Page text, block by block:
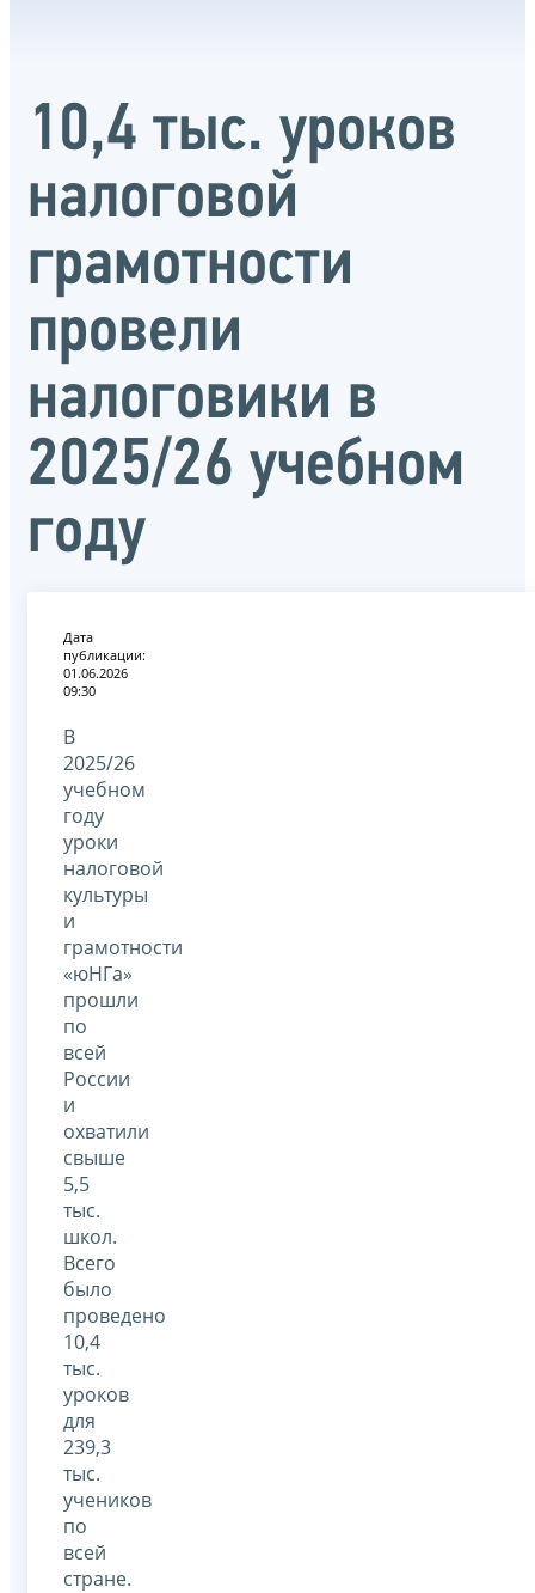
10,4 тыс. уроков
налоговой
грамотности
провели
налоговики в
2025/26 учебном
году
Дата
публикации:
01.06.2026
09:30
В
2025/26
учебном
году
уроки
налоговой
культуры
и
грамотности
«юНГа»
прошли
по
всей
России
и
охватили
свыше
5,5
тыс.
школ.
Всего
было
проведено
10,4
тыс.
уроков
для
239,3
тыс.
учеников
по
всей
стране.